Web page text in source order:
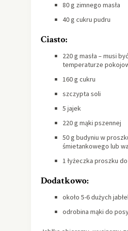
80 g zimnego masła
40 g cukru pudru
Ciasto:
220 g masła – musi
temperaturze
160 g cukru
szczypta soli
5 jajek
220 g mąki pszennej
50 g budyniu w
śmietankowego lub
1 łyżeczka proszku
Dodatkowo:
około 5-6 dużych
odrobina mąki do